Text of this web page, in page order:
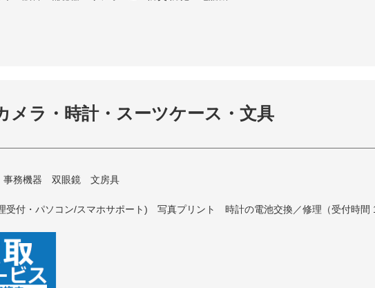
メラ・時計・スーツケース・文具
務機器 双眼鏡 文房具
受付・パソコン/スマホサポート) 写真プリント 時計の電池交換／修理（受付時間